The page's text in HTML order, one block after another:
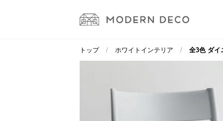
トップ ホワイトインテリア 全3色 ダイ